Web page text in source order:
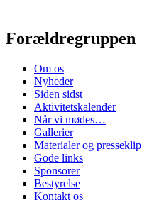
Forældregruppen
Om os
Nyheder
Siden sidst
Aktivitetskalender
Når vi mødes…
Gallerier
Materialer og presseklip
Gode links
Sponsorer
Bestyrelse
Kontakt os